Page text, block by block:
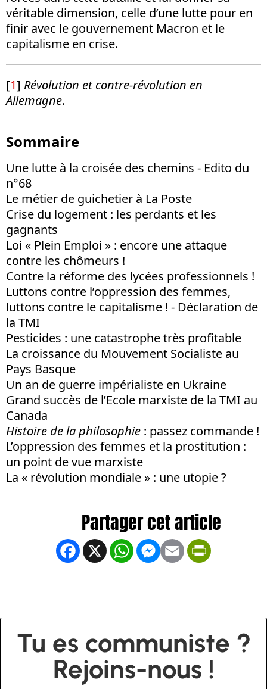
véritable dimension, celle d’une lutte pour en
finir avec le gouvernement Macron et le
capitalisme en crise.
[1] Révolution et contre-révolution en
Allemagne.
Sommaire
Une lutte à la croisée des chemins - Edito du
n°68
Le métier de guichetier à La Poste
Crise du logement : les perdants et les
gagnants
Loi « Plein Emploi » : encore une attaque
contre les chômeurs !
Contre la réforme des lycées professionnels !
Luttons contre l’oppression des femmes,
luttons contre le capitalisme ! - Déclaration de
la TMI
Pesticides : une catastrophe très profitable
La croissance du Mouvement Socialiste au
Pays Basque
Un an de guerre impérialiste en Ukraine
Grand succès de l’Ecole marxiste de la TMI au
Canada
Histoire de la philosophie : passez commande !
L’oppression des femmes et la prostitution :
un point de vue marxiste
La « révolution mondiale » : une utopie ?
Facebook
X WhatsApp
Messenger
Email
Tu es communiste ?
Rejoins-nous !